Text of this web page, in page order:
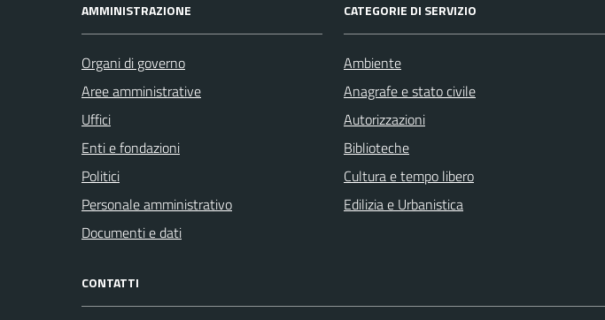
AMMINISTRAZIONE
Organi di governo
Aree amministrative
Uffici
Enti e fondazioni
Politici
Personale amministrativo
Documenti e dati
CATEGORIE DI SERVIZIO
Ambiente
Anagrafe e stato civile
Autorizzazioni
Biblioteche
Cultura e tempo libero
Edilizia e Urbanistica
CONTATTI